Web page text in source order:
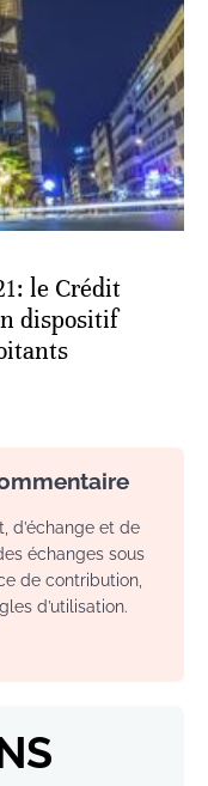
le Crédit
dispositif
d’échange et de
échanges sous
de contribution,
d’utilisation.